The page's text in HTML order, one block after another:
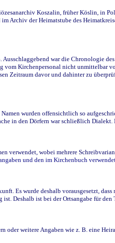
Koszalin, früher Köslin, in
Archiv der Heimatstube des
war die Chronologie
vom Kirchenpersonal nicht
Zeitraum davor und dahinter zu
wurden offensichtlich so
in den Dörfern war schließlich
verwendet, wobei mehrere
und den im Kirchenbuch
Es wurde deshalb vorausgesetzt,
Deshalb ist bei der Ortsangabe für
weitere Angaben wie z. B. eine